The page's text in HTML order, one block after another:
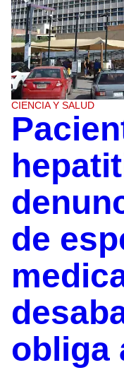
CIENCIA Y SALUD
de
obliga